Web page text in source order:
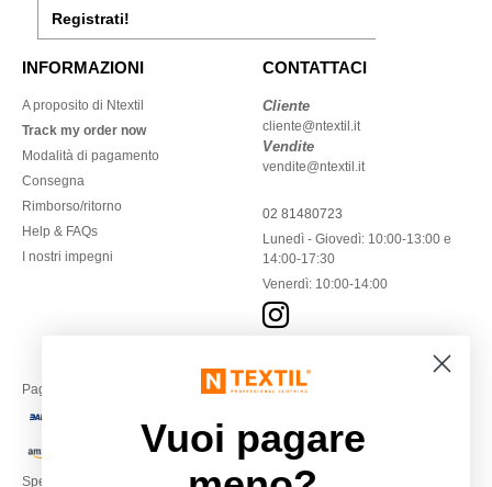
Registrati!
INFORMAZIONI
A proposito di Ntextil
Track my order now
Modalità di pagamento
Consegna
Rimborso/ritorno
Help & FAQs
I nostri impegni
CONTATTACI
Cliente
cliente@ntextil.it
Vendite
vendite@ntextil.it
02 81480723
Lunedì - Giovedì: 10:00-13:00 e
14:00-17:30
Venerdì: 10:00-14:00
Paga con
Spediamo con
Vuoi pagare